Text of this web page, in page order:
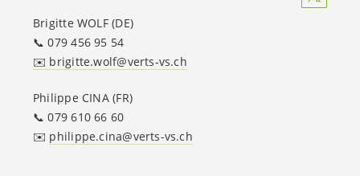
Brigitte WOLF (DE)
📞 079 456 95 54
✉️ brigitte.wolf@verts-vs.ch
Philippe CINA (FR)
📞 079 610 66 60
✉️ philippe.cina@verts-vs.ch